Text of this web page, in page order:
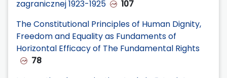
zagranicznej 1923-1925
107
The Constitutional Principles of Human Dignity,
Freedom and Equality as Fundaments of
Horizontal Efficacy of The Fundamental Rights
78